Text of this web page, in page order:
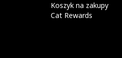
Koszyk na zakupy
Cat Rewards